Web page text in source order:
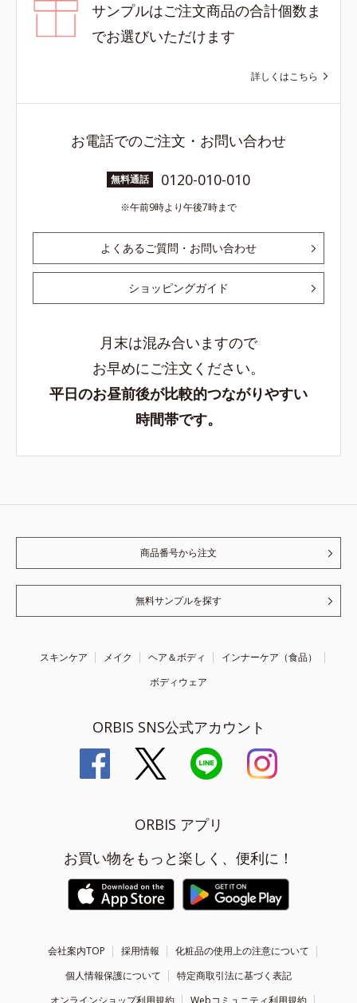
サンプルはご注文商品の合計個数ま
でお選びいただけます
詳しくはこちら
お電話でのご注文・お問い合わせ
無料通話 0120-010-010
午前9時より午後7時まで
よくあるご質問・お問い合わせ
ショッピングガイド
月末は混み合いますので
お早めにご注文ください。
平日のお昼前後が比較的つながりやすい
時間帯です。
商品番号から注文
無料サンプルを探す
スキンケア メイク ヘア＆ボディ
インナーケア（食品）
ボディウェア
ORBIS SNS公式アカウント
ORBIS アプリ
お買い物をもっと楽しく、便利に！
会社案内TOP 採用情報
化粧品の使用上の注意について
個人情報保護について
特定商取引法に基づく表記